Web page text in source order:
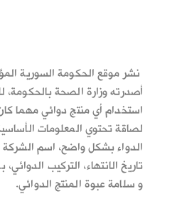
نشر موقع الحكومة السورية
أصدرته وزارة الصحة
استخدام أي منتج دوائي مهما
لصاقة تحتوي المعلومات
الدواء بشكل واضح، اسم الشركة
تاريخ الانتهاء، التركيب
و سلامة عبوة المنتج الدوائي.